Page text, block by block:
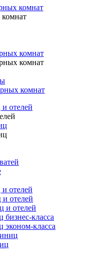
комнат
комнат
комнат
комнат
отелей
отелей
отелей
и отелей
бизнес-класса
эконом-класса